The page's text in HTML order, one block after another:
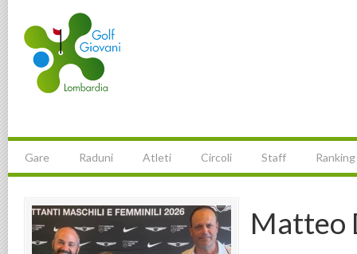
Gare Raduni Atleti Circoli Staff Ranking
Matteo